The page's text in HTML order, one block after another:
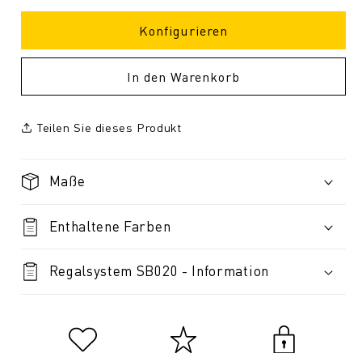
Konfigurieren
In den Warenkorb
Teilen Sie dieses Produkt
Maße
Enthaltene Farben
Regalsystem SB020 - Information